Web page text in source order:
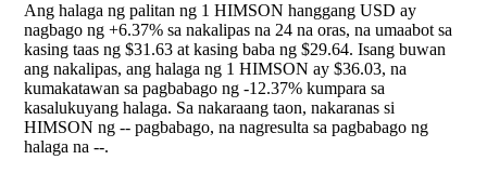
Ang halaga ng palitan ng 1 HIMSON hanggang USD ay
nagbago ng +6.37% sa nakalipas na 24 na oras, na umaabot sa
kasing taas ng $31.63 at kasing baba ng $29.64. Isang buwan
ang nakalipas, ang halaga ng 1 HIMSON ay $36.03, na
kumakatawan sa pagbabago ng -12.37% kumpara sa
kasalukuyang halaga. Sa nakaraang taon, nakaranas si
HIMSON ng -- pagbabago, na nagresulta sa pagbabago ng
halaga na --.